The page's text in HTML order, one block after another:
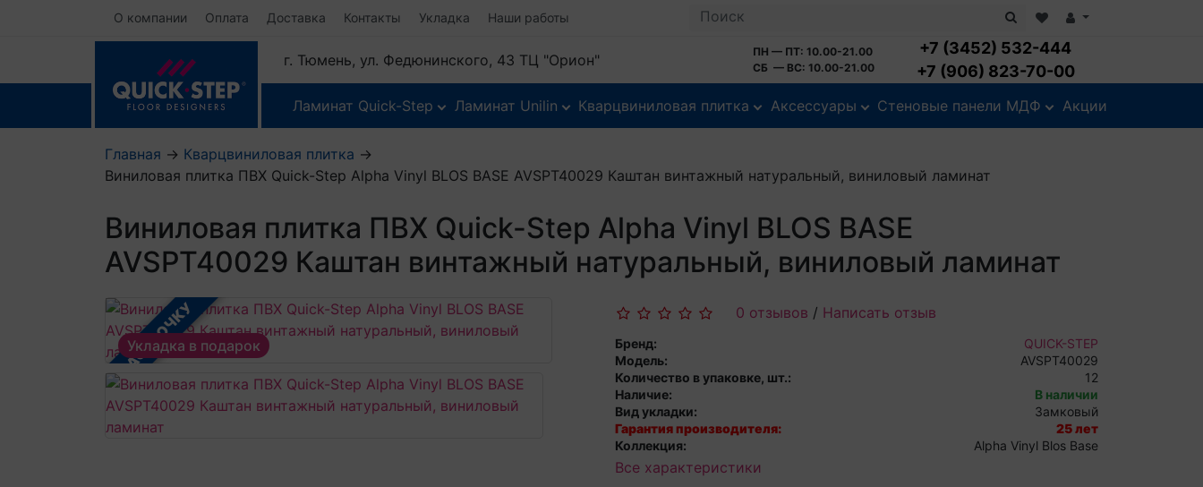
О компании Оплата Доставка Контакты Укладка Наши работы
г. Тюмень, ул. Федюнинского, 43 ТЦ "Орион"
ПН — ПТ: 10.00-21.00
СБ — ВС: 10.00-21.00
+7 (3452) 532-444
+7 (906) 823-70-00
Ламинат Quick-Step Ламинат Unilin Кварцвиниловая плитка Аксессуары Стеновые панели МДФ Акции
Главная → Кварцвиниловая плитка →
Виниловая плитка ПВХ Quick-Step Alpha Vinyl BLOS BASE AVSPT40029 Каштан винтажный натуральный, виниловый ламинат
Виниловая плитка ПВХ Quick-Step Alpha Vinyl BLOS BASE
AVSPT40029 Каштан винтажный натуральный, виниловый ламинат
В РАССРОЧКУ
Укладка в подарок
0 отзывов / Написать отзыв
Бренд:
QUICK-STEP
Модель:
AVSPT40029
Количество в упаковке, шт.:
12
Наличие:
В наличии
Вид укладки:
Замковый
Гарантия производителя:
25 лет
Коллекция:
Alpha Vinyl Blos Base
Все характеристики